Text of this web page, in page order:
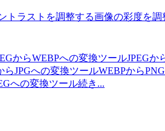
トラストを調整する画像の彩度を調
からWEBPへの変換ツールJPEGか
らJPGへの変換ツールWEBPから
への変換ツール続き...